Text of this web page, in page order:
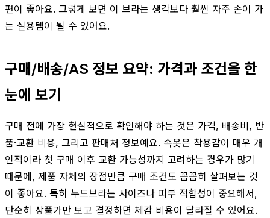
편이 좋아요. 그렇게 보면 이 브라는 생각보다 훨씬 자주 손이 가
는 실용템이 될 수 있어요.
구매/배송/AS 정보 요약: 가격과 조건을 한
눈에 보기
구매 전에 가장 현실적으로 확인해야 하는 것은 가격, 배송비, 반
품·교환 비용, 그리고 판매처 정보예요. 속옷은 착용감이 매우 개
인적이라 첫 구매 이후 교환 가능성까지 고려하는 경우가 많기
때문에, 제품 자체의 장점만큼 구매 조건도 꼼꼼히 살펴보는 것
이 좋아요. 특히 누드브라는 사이즈나 피부 적합성이 중요해서,
단순히 상품가만 보고 결정하면 체감 비용이 달라질 수 있어요.